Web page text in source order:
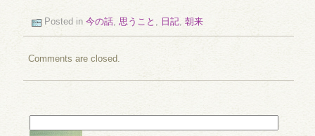
Posted in 今の話, 思うこと , 日記, 朝来
Comments are closed.